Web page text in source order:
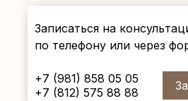
Записаться на
по телефону или через
+7 (812) 575 88 88
+7 (981) 858 05 05